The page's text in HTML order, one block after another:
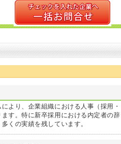
より、企業組織における人事（採用・
す。特に新卒採用における内定者の辞
くの実績を残しています。